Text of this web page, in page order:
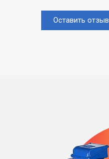
Оставить отзыв